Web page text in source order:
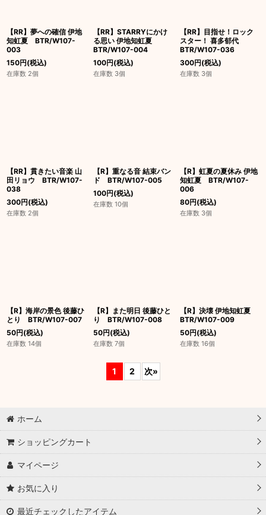
【RR】夢への確信 伊地
知虹夏 BTR/W107-
003
150円(税込)
在庫数 2個
【RR】STARRYにかけ
る思い 伊地知虹夏
BTR/W107-004
100円(税込)
在庫数 3個
【RR】目指せ！ロック
スター！ 喜多郁代
BTR/W107-036
300円(税込)
在庫数 3個
【RR】貫きたい音楽 山
田リョウ BTR/W107-
038
300円(税込)
在庫数 2個
【R】重なる音 結束バン
ド BTR/W107-005
100円(税込)
在庫数 10個
【R】虹夏の夏休み 伊地
知虹夏 BTR/W107-
006
80円(税込)
在庫数 3個
【R】海岸の景色 後藤ひ
とり BTR/W107-007
50円(税込)
在庫数 14個
【R】また明日 後藤ひと
り BTR/W107-008
50円(税込)
在庫数 7個
【R】決壊 伊地知虹夏
BTR/W107-009
50円(税込)
在庫数 16個
1 2 次»
ホーム
ショッピングカート
マイページ
お気に入り
最近チェックしたアイテム